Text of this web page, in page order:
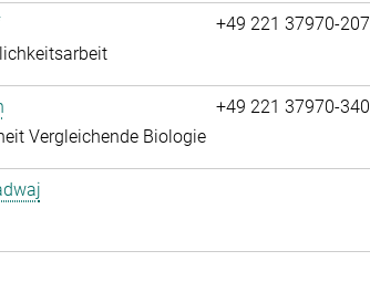
+49 221 37970-207
Vergleichende Biologie
+49 221 37970-340